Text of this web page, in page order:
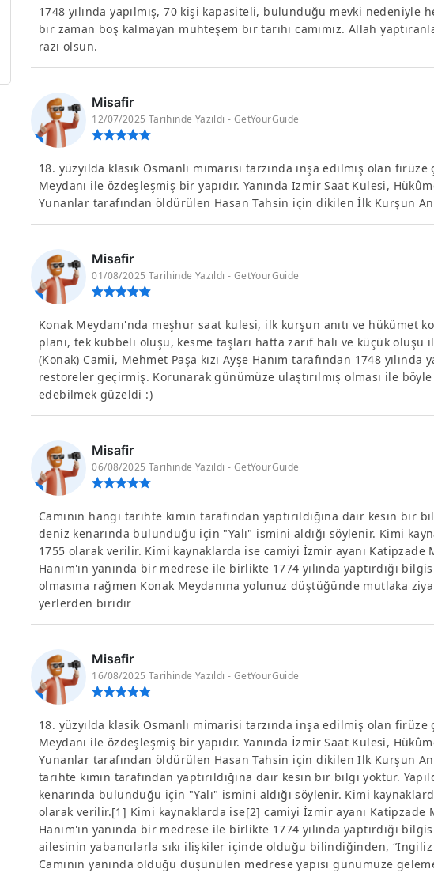
1748 yılında yapılmış, 70 kişi kapasiteli, bulunduğu mevki nedeniyle
bir zaman boş kalmayan muhteşem bir tarihi camimiz. Allah
razı olsun.
Misafir
12/07/2025 Tarihinde Yazıldı - GetYourGuide
18. yüzyılda klasik Osmanlı mimarisi tarzında inşa edilmiş olan
Meydanı ile özdeşleşmiş bir yapıdır. Yanında İzmir Saat Kulesi,
Yunanlar tarafından öldürülen Hasan Tahsin için dikilen İlk Kurşun
Misafir
01/08/2025 Tarihinde Yazıldı - GetYourGuide
Konak Meydanı'nda meşhur saat kulesi, ilk kurşun anıtı ve hükümet
planı, tek kubbeli oluşu, kesme taşları hatta zarif hali ve küçük oluşu
(Konak) Camii, Mehmet Paşa kızı Ayşe Hanım tarafından 1748 yılında
restoreler geçirmiş. Korunarak günümüze ulaştırılmış olması ile
edebilmek güzeldi :)
Misafir
06/08/2025 Tarihinde Yazıldı - GetYourGuide
Caminin hangi tarihte kimin tarafından yaptırıldığına dair kesin bir
deniz kenarında bulunduğu için "Yalı" ismini aldığı söylenir. Kimi
1755 olarak verilir. Kimi kaynaklarda ise camiyi İzmir ayanı Katipzade
Hanım'ın yanında bir medrese ile birlikte 1774 yılında yaptırdığı
olmasına rağmen Konak Meydanına yolunuz düştüğünde mutlaka
yerlerden biridir
Misafir
16/08/2025 Tarihinde Yazıldı - GetYourGuide
18. yüzyılda klasik Osmanlı mimarisi tarzında inşa edilmiş olan
Meydanı ile özdeşleşmiş bir yapıdır. Yanında İzmir Saat Kulesi,
Yunanlar tarafından öldürülen Hasan Tahsin için dikilen İlk Kurşun
tarihte kimin tarafından yaptırıldığına dair kesin bir bilgi yoktur.
kenarında bulunduğu için "Yalı" ismini aldığı söylenir. Kimi
olarak verilir.[1] Kimi kaynaklarda ise[2] camiyi İzmir ayanı Katipzade
Hanım'ın yanında bir medrese ile birlikte 1774 yılında yaptırdığı
ailesinin yabancılarla sıkı ilişkiler içinde olduğu bilindiğinden, “İngiliz
Caminin yanında olduğu düşünülen medrese yapısı günümüze